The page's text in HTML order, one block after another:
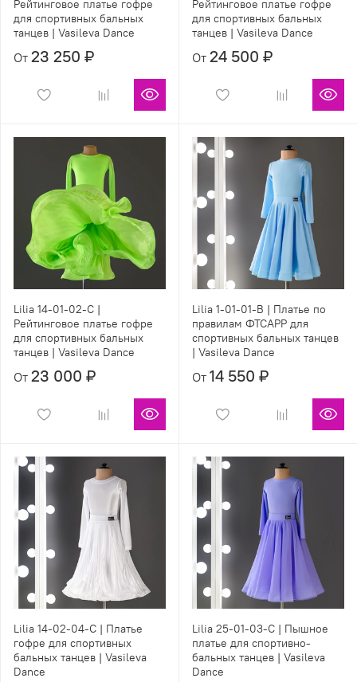
Рейтинговое платье гофре
для спортивных бальных
танцев | Vasileva Dance
От 23 250 ₽
Рейтинговое платье гофре
для спортивных бальных
танцев | Vasileva Dance
От 24 500 ₽
Lilia 14-01-02-С |
Рейтинговое платье гофре
для спортивных бальных
танцев | Vasileva Dance
От 23 000 ₽
Lilia 1-01-01-B | Платье по
правилам ФТСАРР для
спортивных бальных танцев
| Vasileva Dance
От 14 550 ₽
Lilia 14-02-04-С | Платье
гофре для спортивных
бальных танцев | Vasileva
Dance
Lilia 25-01-03-С | Пышное
платье для спортивно-
бальных танцев | Vasileva
Dance